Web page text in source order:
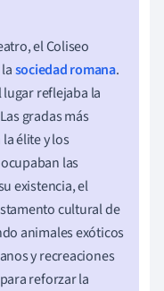
el Coliseo
sociedad romana.
lugar reflejaba la
gradas más
élite y los
las
existencia, el
cultural de
animales exóticos
y recreaciones
reforzar la